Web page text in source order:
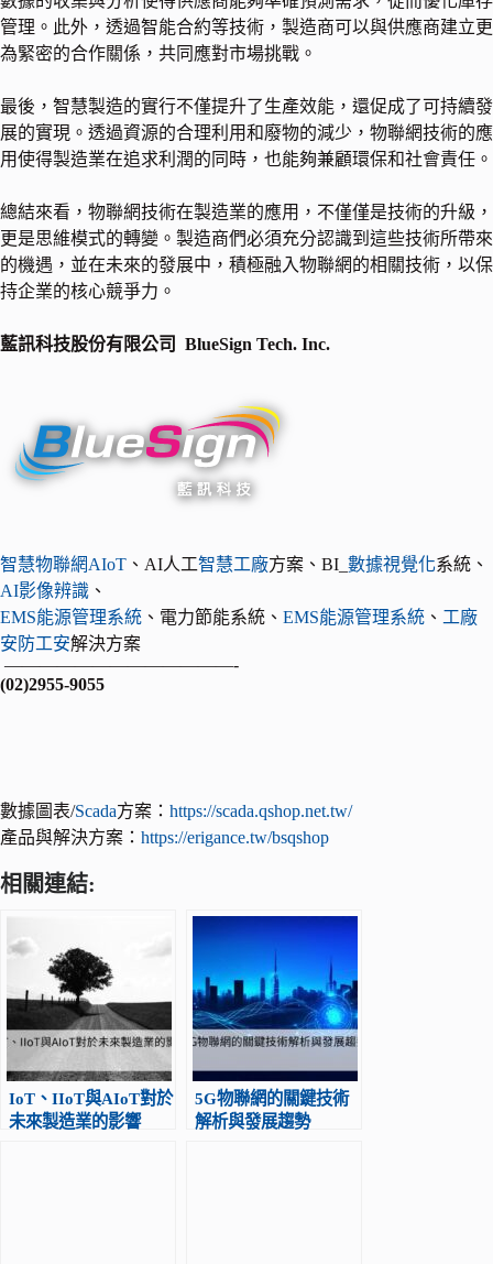
管理。此外，透過智能合約等技術，製造商可以與供應商建立更
為緊密的合作關係，共同應對市場挑戰。
最後，智慧製造的實行不僅提升了生產效能，還促成了可持續發
展的實現。透過資源的合理利用和廢物的減少，物聯網技術的應
用使得製造業在追求利潤的同時，也能夠兼顧環保和社會責任。
總結來看，物聯網技術在製造業的應用，不僅僅是技術的升級，
更是思維模式的轉變。製造商們必須充分認識到這些技術所帶來
的機遇，並在未來的發展中，積極融入物聯網的相關技術，以保
持企業的核心競爭力。
藍訊科技股份有限公司 BlueSign Tech. Inc.
智慧物聯網AIoT 、AI人工智慧工廠方案、BI_ 數據視覺化系統、
AI影像辨識 、
EMS能源管理系統 、電力節能系統、 EMS能源管理系統 、 工廠
安防工安解決方案
—————————————-
(02)2955-9055
數據圖表/Scada方案： https://scada.qshop.net.tw/
產品與解決方案： https://erigance.tw/bsqshop
相關連結:
IoT、IIoT與AIoT對於
未來製造業的影響
5G物聯網的關鍵技術
解析與發展趨勢